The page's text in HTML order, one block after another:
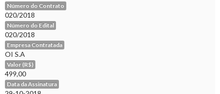
Número do Contrato
020/2018
Número do Edital
020/2018
Empresa Contratada
OI S.A
Valor (R$)
499,00
Data da Assinatura